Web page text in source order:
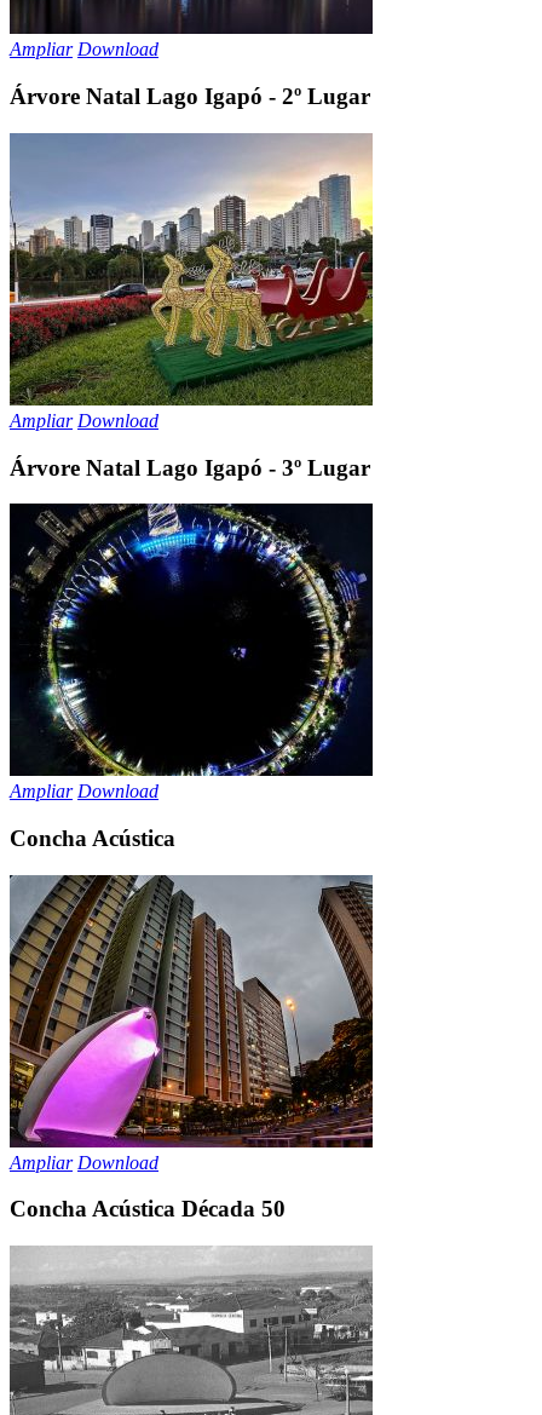
Ampliar Download
Árvore Natal Lago Igapó - 2º Lugar
Ampliar Download
Árvore Natal Lago Igapó - 3º Lugar
Ampliar Download
Concha Acústica
Ampliar Download
Concha Acústica Década 50